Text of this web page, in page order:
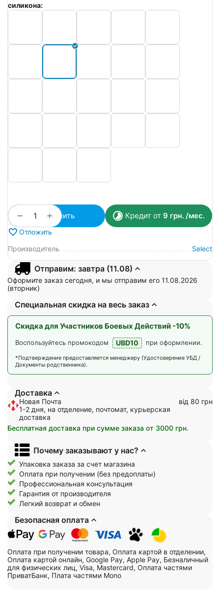
силикона:
+
− Купить Кредит от 9 грн./мес.
Отложить
Производитель
Select
Отправим: завтра (11.08)
Оформите заказ сегодня, и мы отправим его 11.08.2026
(вторник)
Специальная скидка на весь заказ
Скидка для Участников Боевых Действий -10%
Воспользуйтесь промокодом UBD10 при оформлении.
*Подтверждение предоставляется менеджеру (Удостоверение УБД /
Документы родственника).
Доставка
Новая Почта
1-2 дня, на отделение, почтомат, курьерская
доставка
від 80 грн
Бесплатная доставка при сумме заказа от 3000 грн.
Почему заказывают у нас?
Упаковка заказа за счет магазина
Оплата при получении (без предоплаты)
Профессиональная консультация
Гарантия от производителя
Легкий возврат и обмен
Безопасная оплата
Оплата при получении товара, Оплата картой в отделении,
Оплата картой онлайн, Google Pay, Apple Pay, Безналичный
для физических лиц, Visa, Mastercard, Оплата частями
ПриватБанк, Плата частями Mono